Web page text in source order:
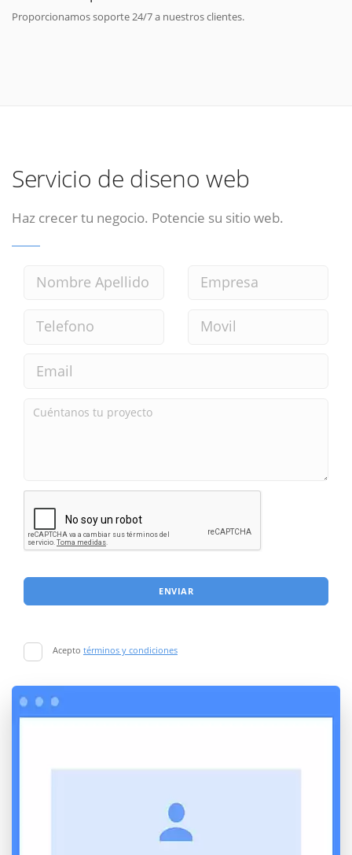
Proporcionamos soporte 24/7 a nuestros clientes.
Servicio de diseno web
Haz crecer tu negocio. Potencie su sitio web.
ENVIAR
Acepto términos y condiciones